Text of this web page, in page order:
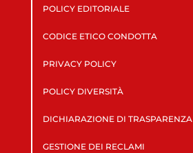
POLICY EDITORIALE
CODICE ETICO CONDOTTA
PRIVACY POLICY
POLICY DIVERSITÀ
DICHIARAZIONE DI TRASPARENZA
GESTIONE DEI RECLAMI